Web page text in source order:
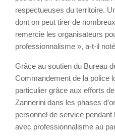
respectueuses du territoire.
dont on peut tirer de
remercie les organisateurs
professionnalisme », a-t-il
Grâce au soutien du Bureau
Commandement de la police
particulier grâce aux efforts
Zannerini dans les phases
personnel de service pendant
avec professionnalisme au